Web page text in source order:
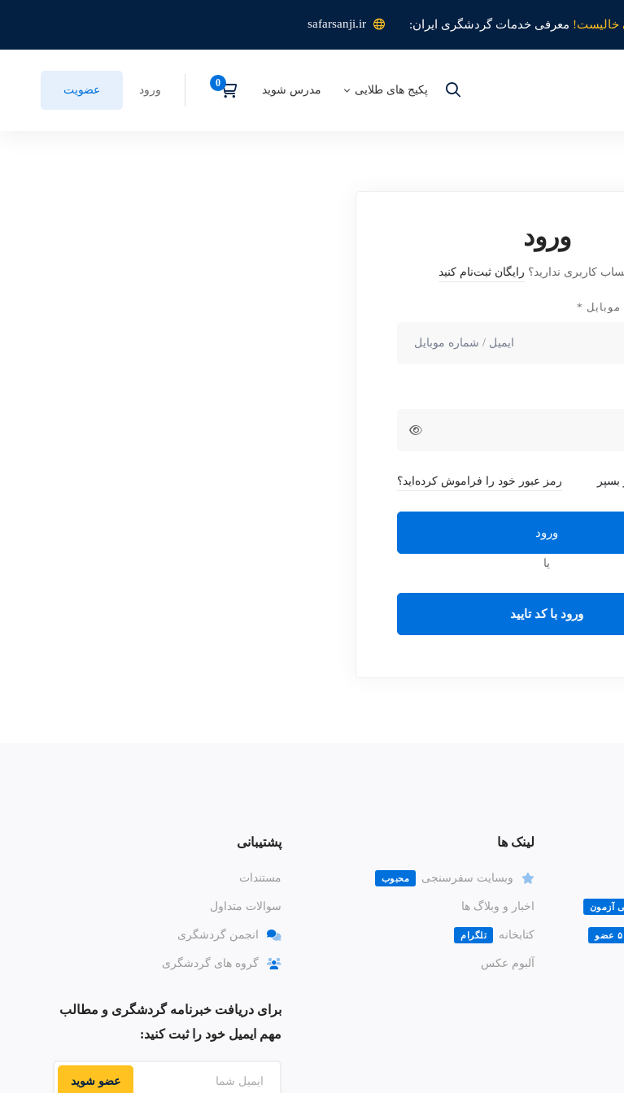
خالیست! معرفی خدمات گردشگری ایران: safarsanji.ir
پکیج های طلایی مدرس شوید ورود عضویت
ورود
کاربری ندارید؟ رایگان ثبت‌نام کنید
*
رمز عبور خود را فراموش کرده‌اید؟
ورود
یا
آزمون
لینک ها
وبسایت سفرسنجی محبوب
اخبار و وبلاگ ها
کتابخانه تلگرام
آلبوم عکس
پشتیبانی
مستندات
سوالات متداول
انجمن گردشگری
گروه های گردشگری
برای دریافت خبرنامه گردشگری و مطالب
مهم ایمیل خود را ثبت کنید:
عضو شوید